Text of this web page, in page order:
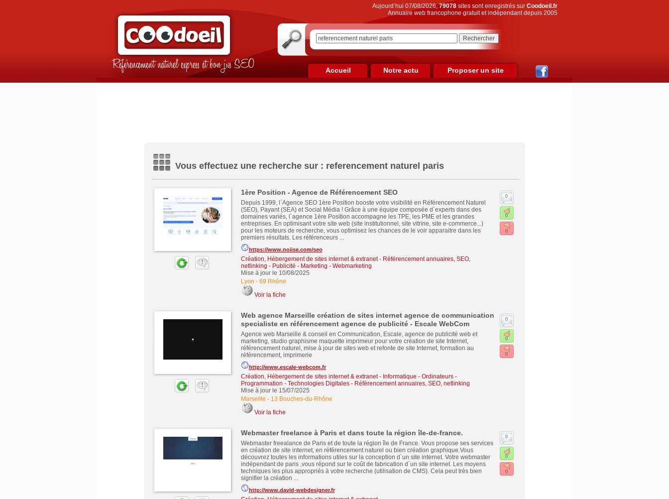
Référencement naturel express et bon jus SEO
Aujourd’hui 07/08/2026,79078sites sont enregistrés sur Coodoeil.fr
Annuaire web francophone gratuit et indépendant depuis 2005
Accueil Notre actu Proposer un site
Vous effectuez une recherche sur : referencement naturel paris
1ère Position - Agence de Référencement SEO
Depuis 1999, l´Agence SEO 1ère Position booste votre visibilité en Référencement Naturel
(SEO), Payant (SEA) et Social Média ! Grâce à une équipe composée d´experts dans des
domaines variés, l´agence 1ère Position accompagne les TPE, les PME et les grandes
entreprises. En optimisant votre site web (site institutionnel, site vitrine, site e-commerce...)
pour les moteurs de recherche, vous optimisez les chances de le voir apparaitre dans les
premiers résultats. Les référenceurs ...
https://www.noiise.com/seo
Création, Hébergement de sites internet & extranet- Référencement annuaires, SEO,
netlinking - Publicité - Marketing - Webmarketing
Mise à jour le 10/08/2025
Lyon - 69 Rhône
Voir la fiche
0
0
0
Web agence Marseille création de sites internet agence de communication
specialiste en référencement agence de publicité - Escale WebCom
Agence web Marseille & conseil en Communication, Escale, agence de publicité web et
marketing, studio graphisme maquette imprimeur pour votre création de site Internet,
référencement naturel, mise à jour de sites web et refonte de site Internet, formation au
référencement, imprimerie
http://www.escale-webcom.fr
Création, Hébergement de sites internet & extranet- Informatique - Ordinateurs -
Programmation - Technologies Digitales- Référencement annuaires, SEO, netlinking
Mise à jour le 15/07/2025
Marseille - 13 Bouches-du-Rhône
Voir la fiche
0
0
0
Webmaster freelance à Paris et dans toute la région île-de-france.
Webmaster freealance de Paris et de toute la région île de France. Vous propose ses services
en création de site internet, en référencement naturel ou bien création graphique.Vous
découvrez toutes les informations utiles sur la conception d´un site internet. Votre webmaster
indépendant de paris ,vous répond sur le coût de fabrication d´un site internet. Les moyens
techniques les plus appropriés à votre recherche (utilisation de CMS). Cela peut très bien
signifier la création ...
http://www.david-webdesigner.fr
0
0
0